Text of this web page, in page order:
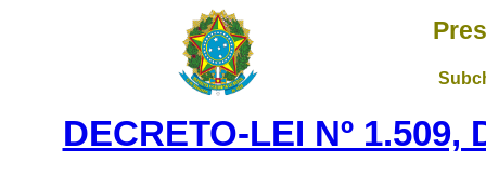
DECRETO-LEI Nº 1.509,